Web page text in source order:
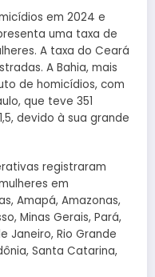
em 2024 e
uma taxa de
A taxa do Ceará
A Bahia, mais
de homicídios, com
que teve 351
devido à sua grande
registraram
em
Amapá, Amazonas,
Minas Gerais, Pará,
Janeiro, Rio Grande
Santa Catarina,